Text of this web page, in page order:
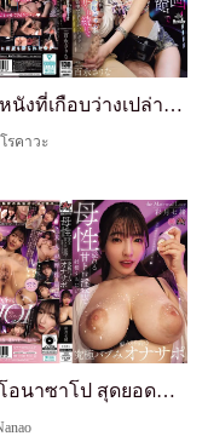
ในโรงหนังที่เกือบว่างเปล่า... ฉันโฟกัสอะไรไม่ได้เลยนอกจากจะแตก เพราะสาวบลอนด์ผอมๆ นมใหญ่ที่นั่งข้างๆ คอยแกล้งหัวนมและควยฉัน... Sarina Momonaga
รคาวะ
บาบูมิ โอนาซาโป สุดยอดที่ละลายสมองของคุณ โตโรโตโร ทุกครั้งที่เสร็จ ด้วยคำพูดสกปรกแบบแม่หวานๆ - Ayatsuki Nanao